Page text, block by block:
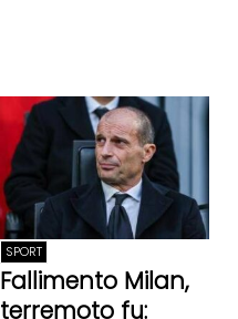
SPORT
Fallimento Milan,
terremoto fu: